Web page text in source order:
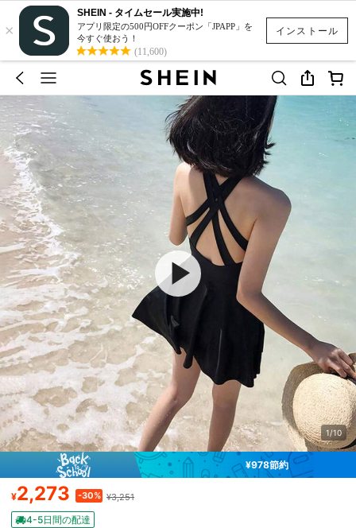
インストール
×
SHEIN - タイムセール実施中!
アプリ限定の500円OFFクーポン「JPAPP」を
今すぐ使おう！
(11,600)
1/10
¥978節約
¥2,273 -30% ¥3,251
4-5日間の配達